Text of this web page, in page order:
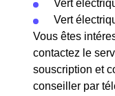
Vert
Vert
Vous êtes
contactez le
souscription et
conseiller par